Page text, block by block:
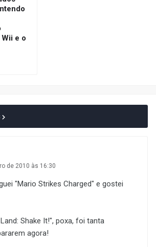
e o
de 2010 às 16:30
"Mario Strikes Charged" e gostei
Shake It!", poxa, foi tanta
agora!